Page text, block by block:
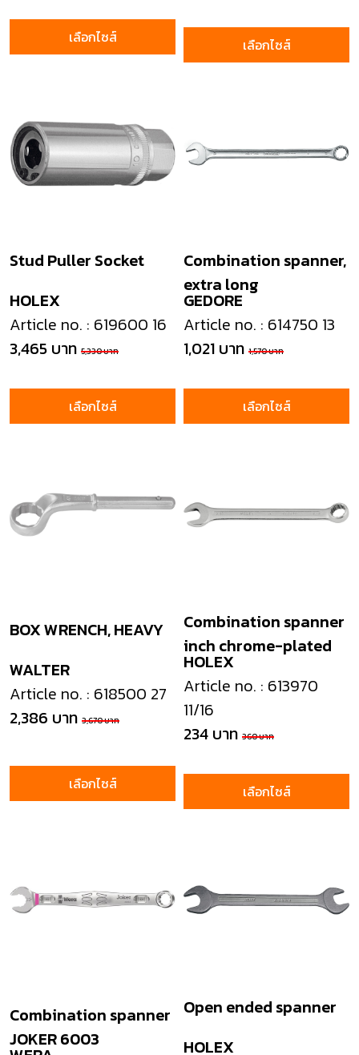
เลือกไซส์ เลือกไซส์
HOLEX
Stud Puller Socket
Article no. : 619600 16
3,465 บาท 5,330 บาท
เลือกไซส์
GEDORE
Combination spanner,
extra long
Article no. : 614750 13
1,021 บาท 1,570 บาท
เลือกไซส์
WALTER
BOX WRENCH, HEAVY
Article no. : 618500 27
2,386 บาท 3,670 บาท
เลือกไซส์
HOLEX
Combination spanner
inch chrome-plated
Article no. : 613970
11/16
234 บาท 360 บาท
เลือกไซส์
Combination spanner
JOKER 6003
HOLEX
Open ended spanner